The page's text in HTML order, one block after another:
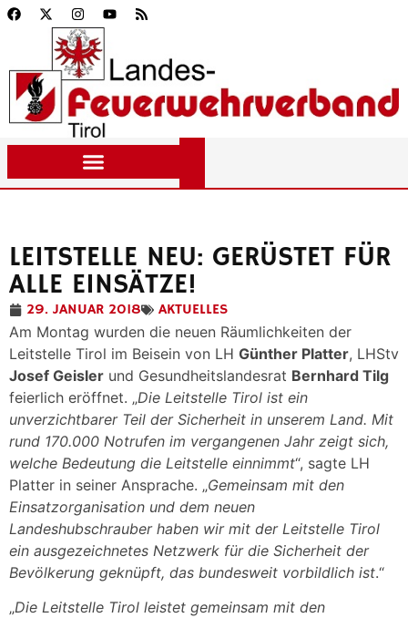
LEITSTELLE NEU: GERÜSTET FÜR
ALLE EINSÄTZE!
29. JANUAR 2018
AKTUELLES
Am Montag wurden die neuen Räumlichkeiten der
Leitstelle Tirol im Beisein von LH Günther Platter, LHStv
Josef Geisler und Gesundheitslandesrat Bernhard Tilg
feierlich eröffnet. „Die Leitstelle Tirol ist ein
unverzichtbarer Teil der Sicherheit in unserem Land. Mit
rund 170.000 Notrufen im vergangenen Jahr zeigt sich,
welche Bedeutung die Leitstelle einnimmt“, sagte LH
Platter in seiner Ansprache. „Gemeinsam mit den
Einsatzorganisation und dem neuen
Landeshubschrauber haben wir mit der Leitstelle Tirol
ein ausgezeichnetes Netzwerk für die Sicherheit der
Bevölkerung geknüpft, das bundesweit vorbildlich ist.“
„Die Leitstelle Tirol leistet gemeinsam mit den